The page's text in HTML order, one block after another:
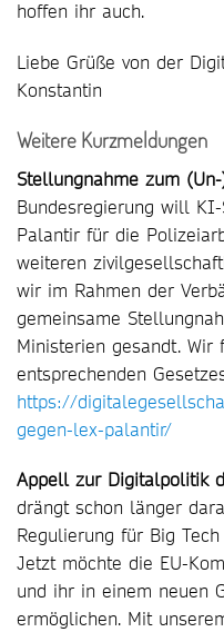
hoffen ihr auch.
Liebe Grüße von der
Konstantin
Weitere Kurzmeldungen
Stellungnahme zum
Bundesregierung will
Palantir für die
weiteren
wir im Rahmen der
gemeinsame
Ministerien gesandt. Wir
entsprechenden
https://
gegen-lex-palantir/
Appell zur Digitalpolitik
drängt schon länger
Regulierung für Big
Jetzt möchte die EU-
und ihr in einem neuen
ermöglichen. Mit